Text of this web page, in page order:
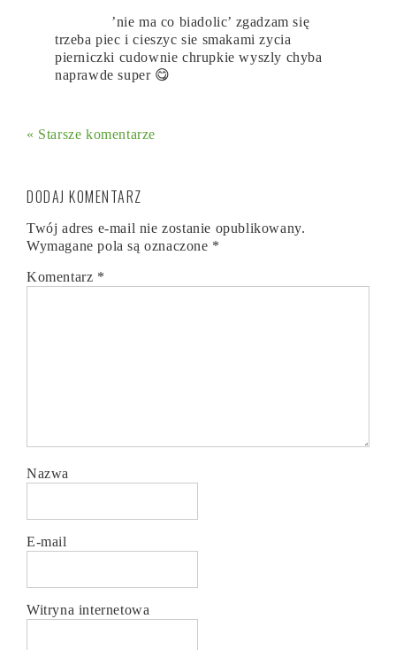
’nie ma co biadolic’ zgadzam się
trzeba piec i cieszyc sie smakami zycia
pierniczki cudownie chrupkie wyszly chyba
naprawde super 😋
« Starsze komentarze
DODAJ KOMENTARZ
Twój adres e-mail nie zostanie opublikowany.
Wymagane pola są oznaczone *
Komentarz *
Nazwa
E-mail
Witryna internetowa